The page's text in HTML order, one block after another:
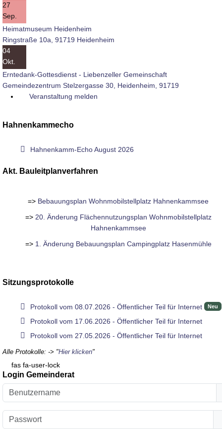
27
Sep.
Heimatmuseum Heidenheim
Ringstraße 10a, 91719 Heidenheim
04
Okt.
Erntedank-Gottesdienst - Liebenzeller Gemeinschaft
Gemeindezentrum Stelzergasse 30, Heidenheim, 91719
Veranstaltung melden
Hahnenkammecho
pdf
Hahnenkamm-Echo August 2026
Akt. Bauleitplanverfahren
=> Bebauungsplan Wohnmobilstellplatz Hahnenkammsee
=> 20. Änderung Flächennutzungsplan Wohnmobilstellplatz
Hahnenkammsee
=> 1. Änderung Bebauungsplan Campingplatz Hasenmühle
Sitzungsprotokolle
pdf
Protokoll vom 08.07.2026 - Öffentlicher Teil für Internet Neu
pdf
Protokoll vom 17.06.2026 - Öffentlicher Teil für Internet
pdf
Protokoll vom 27.05.2026 - Öffentlicher Teil für Internet
Alle Protokolle: -> "Hier klicken"
fas fa-user-lock
Login Gemeinderat
Benutzername
Passwort